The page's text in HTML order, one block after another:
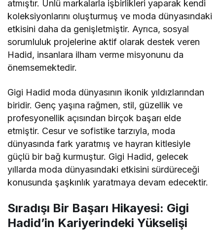
atmıştır. Ünlü markalarla işbirlikleri yaparak kendi
koleksiyonlarını oluşturmuş ve moda dünyasındaki
etkisini daha da genişletmiştir. Ayrıca, sosyal
sorumluluk projelerine aktif olarak destek veren
Hadid, insanlara ilham verme misyonunu da
önemsemektedir.
Gigi Hadid moda dünyasının ikonik yıldızlarından
biridir. Genç yaşına rağmen, stil, güzellik ve
profesyonellik açısından birçok başarı elde
etmiştir. Cesur ve sofistike tarzıyla, moda
dünyasında fark yaratmış ve hayran kitlesiyle
güçlü bir bağ kurmuştur. Gigi Hadid, gelecek
yıllarda moda dünyasındaki etkisini sürdüreceği
konusunda şaşkınlık yaratmaya devam edecektir.
Sıradışı Bir Başarı Hikayesi: Gigi
Hadid’in Kariyerindeki Yükselişi